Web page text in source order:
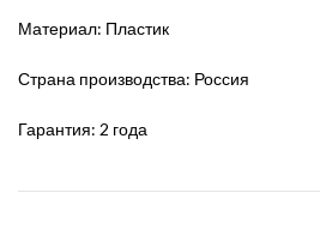
Материал: Пластик
Страна производства: Россия
Гарантия: 2 года